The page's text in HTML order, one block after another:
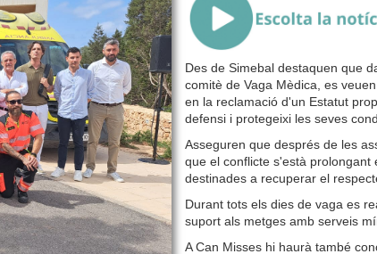
Des de Simebal destaquen que
comitè de Vaga Mèdica, es
en la reclamació d'un Estatut
defensi i protegeixi les seves
Asseguren que després de les
que el conflicte s'està
destinades a recuperar el
Durant tots els dies de vaga es
suport als metges amb serveis
A Can Misses hi haurà també